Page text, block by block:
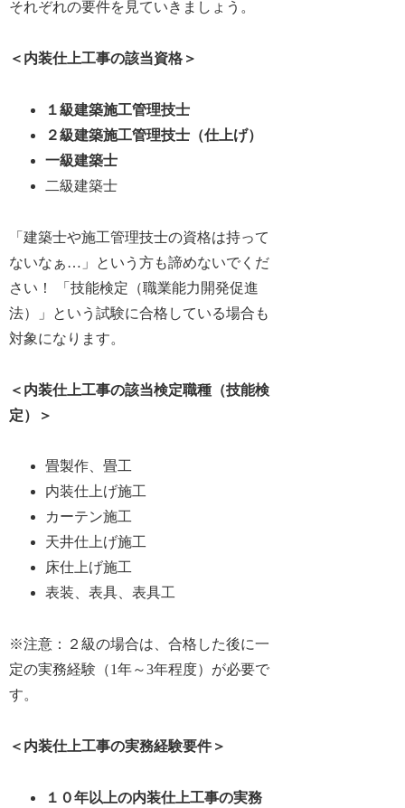
それぞれの要件を見ていきましょう。
＜ 内装仕上工事の該当資格＞
１級建築施工管理技士
２級建築施工管理技士（仕上げ）
一級建築士
二級建築士
「建築士や施工管理技士の資格は持って
ないなぁ…」という方も諦めないでくだ
さい！ 「技能検定（職業能力開発促進
法）」という試験に合格している場合も
対象になります。
＜ 内装仕上工事の該当検定職種（技能検
定）
＞
畳製作、畳工
内装仕上げ施工
カーテン施工
天井仕上げ施工
床仕上げ施工
表装、表具、表具工
※注意：２級の場合は、合格した後に一
定の実務経験（1年～3年程度）が必要で
す。
＜内装仕上工事の実務経験要件＞
１０年以上の内装仕上工事の実務